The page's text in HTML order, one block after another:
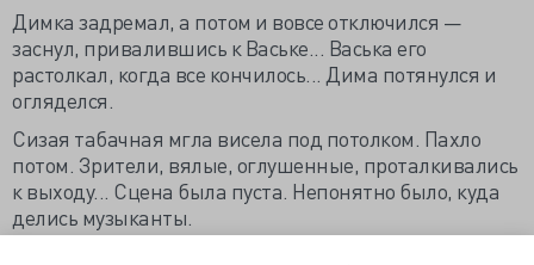
Димка задремал, а потом и вовсе отключился —
заснул, привалившись к Ваське... Васька его
растолкал, когда все кончилось... Дима потянулся и
огляделся.
Сизая табачная мгла висела под потолком. Пахло
потом. Зрители, вялые, оглушенные, проталкивались
к выходу... Сцена была пуста. Непонятно было, куда
делись музыканты.